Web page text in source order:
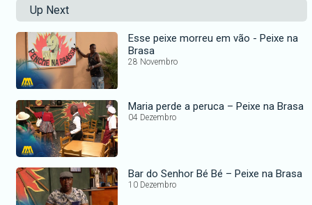
Up Next
Esse peixe morreu em vão - Peixe na
Brasa
28 Novembro
Maria perde a peruca – Peixe na Brasa
04 Dezembro
Bar do Senhor Bé Bé – Peixe na Brasa
10 Dezembro